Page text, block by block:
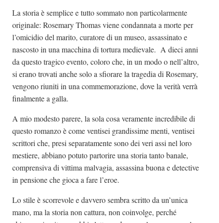
La storia è semplice e tutto sommato non particolarmente
originale: Rosemary Thomas viene condannata a morte per
l’omicidio del marito, curatore di un museo, assassinato e
nascosto in una macchina di tortura medievale. A dieci anni
da questo tragico evento, coloro che, in un modo o nell’altro,
si erano trovati anche solo a sfiorare la tragedia di Rosemary,
vengono riuniti in una commemorazione, dove la verità verrà
finalmente a galla.
A mio modesto parere, la sola cosa veramente incredibile di
questo romanzo è come ventisei grandissime menti, ventisei
scrittori che, presi separatamente sono dei veri assi nel loro
mestiere, abbiano potuto partorire una storia tanto banale,
comprensiva di vittima malvagia, assassina buona e detective
in pensione che gioca a fare l’eroe.
Lo stile è scorrevole e davvero sembra scritto da un’unica
mano, ma la storia non cattura, non coinvolge, perché